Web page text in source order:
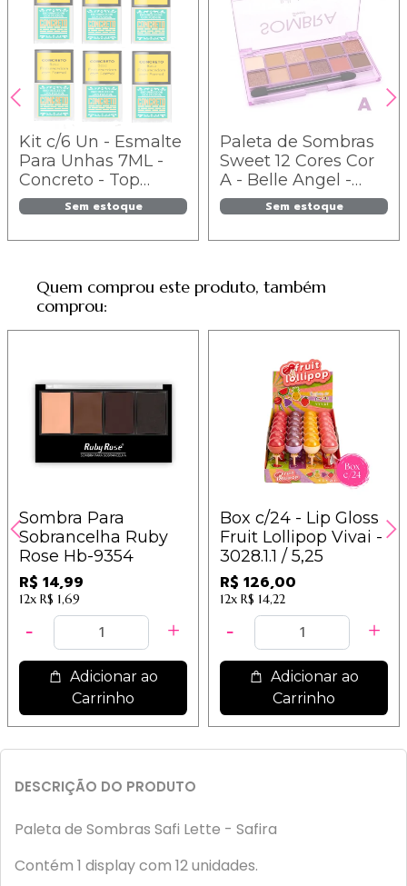
Kit c/6 Un - Esmalte
Para Unhas 7ML -
Concreto - Top
BeautySem estoque
Paleta de Sombras
Sweet 12 Cores Cor
A - Belle Angel -
B088 Sem estoque
Quem comprou este produto, também
comprou:
Sombra Para
Sobrancelha Ruby
Rose Hb-9354
R$ 14,99
12x R$ 1,69
Adicionar ao
Carrinho
Box c/24 - Lip Gloss
Fruit Lollipop Vivai -
3028.1.1 / 5,25
R$ 126,00
12x R$ 14,22
Adicionar ao
Carrinho
DESCRIÇÃO DO PRODUTO
Paleta de Sombras Safi Lette - Safira
Contém 1 display com 12 unidades.